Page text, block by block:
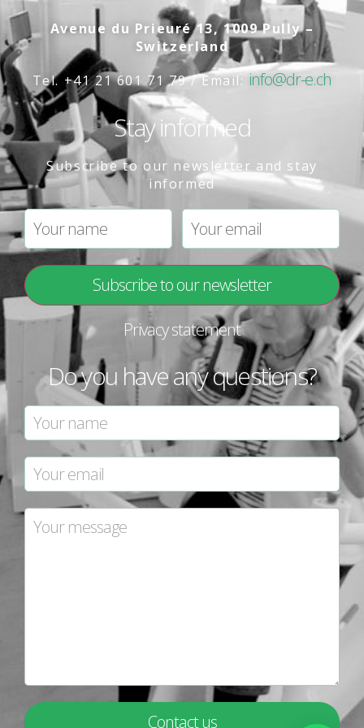
Avenue du Prieuré 13, 1009 Pully –
Switzerland
Tel. +41 21 601 71 79 / Email: info@dr-e.ch
Stay informed
Subscribe to our newsletter and stay
informed
Privacy statement
Do you have any questions?
Contact us